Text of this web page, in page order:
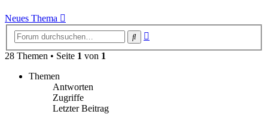
Neues Thema
Suche
28 Themen • Seite 1 von 1
Themen
Antworten
Zugriffe
Letzter Beitrag